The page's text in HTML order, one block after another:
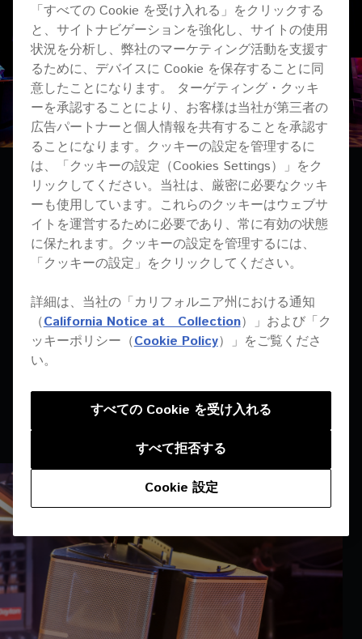
The challenge
「最初から、私はHalcyonを他とは違う店にしたかったのです」
とミラノは言います。「24時間ライセンスを取得している店は
他にないことを知っていたので、私の使命はDJたちが素晴らし
い音でプレイしたいだけプレイし続けられるようにし、またそ
のようなクラブ体験を尊重するオーディエンスを呼び込むこと
でした。」ミラノと彼女のチームにとっての挑戦は、Halcyonと
いう全く新しいクラブを、1906年に建てられた煉瓦造りで家具
も機材もなく、音漏れが懸念される倉庫の中に作ることでし
的なサブベースのアンビエンス、サウンド・ディレクション、
そして全ての音を店内に封じ込めることができる音響機器でし
た。
「すべての Cookie を受け入れる」をクリックする
と、サイトナビゲーションを強化し、サイトの使用
状況を分析し、弊社のマーケティング活動を支援す
るために、デバイスに Cookie を保存することに同
意したことになります。 ターゲティング・クッキ
ーを承認することにより、お客様は当社が第三者の
広告パートナーと個人情報を共有することを承認す
ることになります。クッキーの設定を管理するに
は、「クッキーの設定（Cookies Settings）」をク
リックしてください。当社は、厳密に必要なクッキ
ーも使用しています。これらのクッキーはウェブサ
イトを運営するために必要であり、常に有効の状態
に保たれます。クッキーの設定を管理するには、
「クッキーの設定」をクリックしてください。
詳細は、当社の「カリフォルニア州における通知
（California Notice at Collection）」および「ク
ッキーポリシー（Cookie Policy）」をご覧くださ
い。
Cookie 設定
すべて拒否する
すべての Cookie を受け入れる